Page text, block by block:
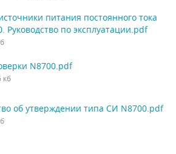
питания постоянного тока
Руководство по эксплуатации.pdf
N8700.pdf
кб
об утверждении типа СИ N8700.pdf